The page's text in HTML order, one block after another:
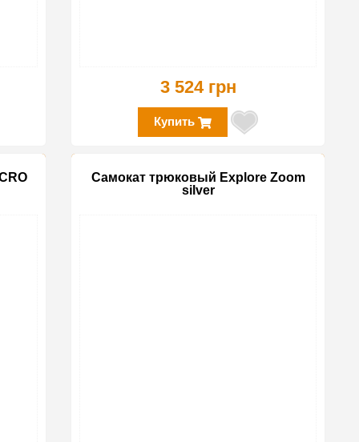
3 524 грн
Купить
Самокат трюковый Explore Zoom
silver